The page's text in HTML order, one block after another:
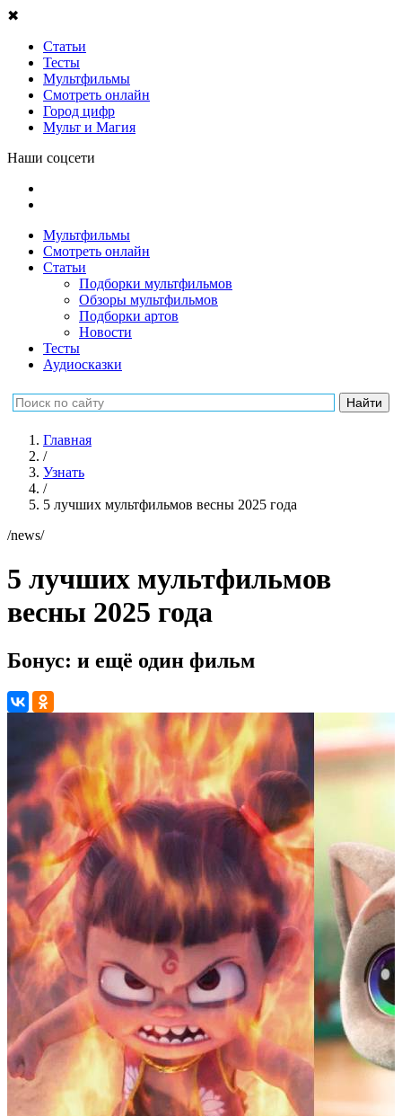
✖
Статьи
Тесты
Мультфильмы
Смотреть онлайн
Город цифр
Мульт и Магия
Наши соцсети
Мультфильмы
Смотреть онлайн
Статьи
Подборки мультфильмов
Обзоры мультфильмов
Подборки артов
Новости
Тесты
Аудиосказки
Главная
/
Узнать
/
5 лучших мультфильмов весны 2025 года
/news/
5 лучших мультфильмов
весны 2025 года
Бонус: и ещё один фильм